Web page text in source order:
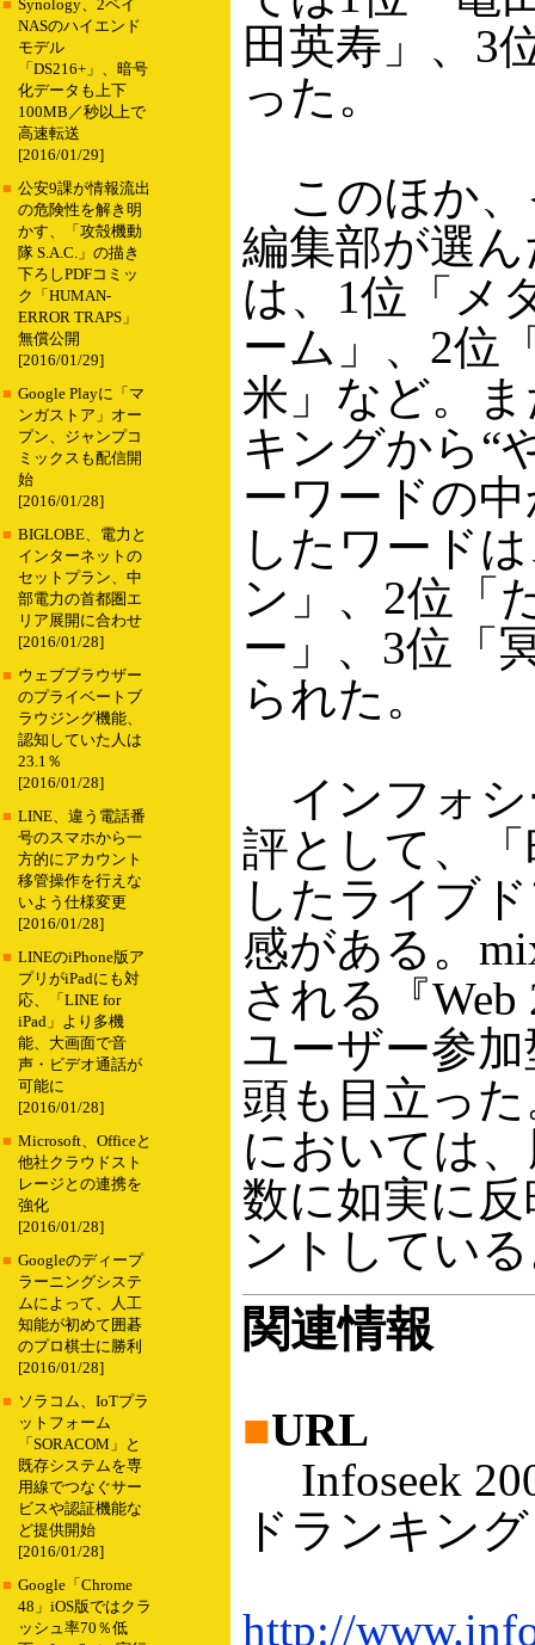
■ Synology、2ベイ
NASのハイエンド
モデル
「DS216+」、暗号
化データも上下
100MB／秒以上で
高速転送
[2016/01/29]
■ 公安9課が情報流出
の危険性を解き明
かす、「攻殻機動
隊 S.A.C.」の描き
下ろしPDFコミッ
ク「HUMAN-
ERROR TRAPS」
無償公開
[2016/01/29]
■ Google Playに「マ
ンガストア」オー
プン、ジャンプコ
ミックスも配信開
始
[2016/01/28]
■ BIGLOBE、電力と
インターネットの
セットプラン、中
部電力の首都圏エ
リア展開に合わせ
[2016/01/28]
■ ウェブブラウザー
のプライベートブ
ラウジング機能、
認知していた人は
23.1％
[2016/01/28]
■ LINE、違う電話番
号のスマホから一
方的にアカウント
移管操作を行えな
いよう仕様変更
[2016/01/28]
■ LINEのiPhone版ア
プリがiPadにも対
応、「LINE for
iPad」より多機
能、大画面で音
声・ビデオ通話が
可能に
[2016/01/28]
■ Microsoft、Officeと
他社クラウドスト
レージとの連携を
強化
[2016/01/28]
■ Googleのディープ
ラーニングシステ
ムによって、人工
知能が初めて囲碁
のプロ棋士に勝利
[2016/01/28]
■ ソラコム、IoTプラ
ットフォーム
「SORACOM」と
既存システムを専
用線でつなぐサー
ビスや認証機能な
ど提供開始
[2016/01/28]
■ Google「Chrome
48」iOS版ではクラ
ッシュ率70％低
田英寿」、3
った。
このほか、
編集部が選
は、1位「メ
ーム」、2位
米」など。
キングから“
ーワードの
したワード
ン」、2位「
ー」、3位「
られた。
インフォシ
評として、
したライブ
感がある。
される『
ユーザー参
頭も目立っ
においては
数に如実に
ントしてい
関連情報
■URL
Infoseek
ドランキング
http://